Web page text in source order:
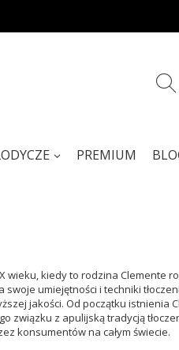
PREMIUM
kiedy to rodzina Clemente
umiejętności i techniki
jakości. Od początku istnienia
związku z apulijską tradycją
konsumentów na całym świecie.